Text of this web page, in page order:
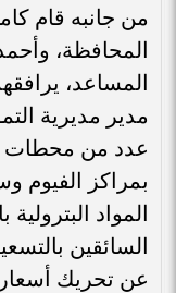
من جانبه قام
المحافظة،
المساعد،
مدير مديرية
عدد من محطات
بمراكز الفيوم
المواد
السائقين
عن تحريك أسعار